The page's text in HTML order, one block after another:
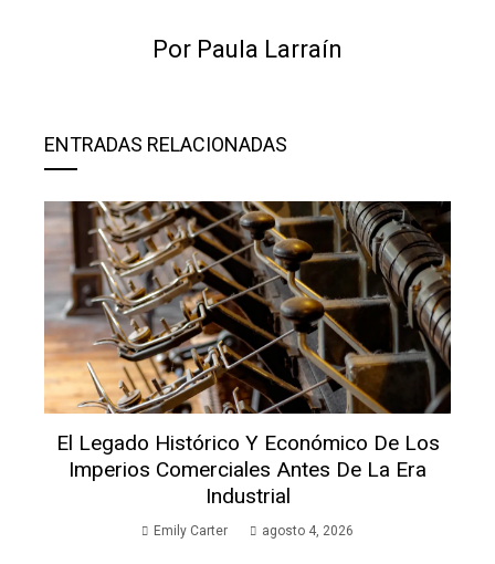
Por Paula Larraín
ENTRADAS RELACIONADAS
El Legado Histórico Y Económico De Los
Imperios Comerciales Antes De La Era
Industrial
Emily Carter agosto 4, 2026